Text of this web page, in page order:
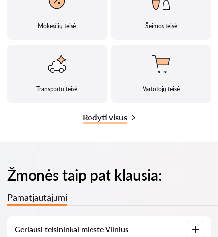
Mokesčių teisė Šeimos teisė
Transporto teisė Vartotojų teisė
Rodyti visus
Žmonės taip pat klausia:
Pamatjautājumi
Geriausi teisininkai mieste Vilnius